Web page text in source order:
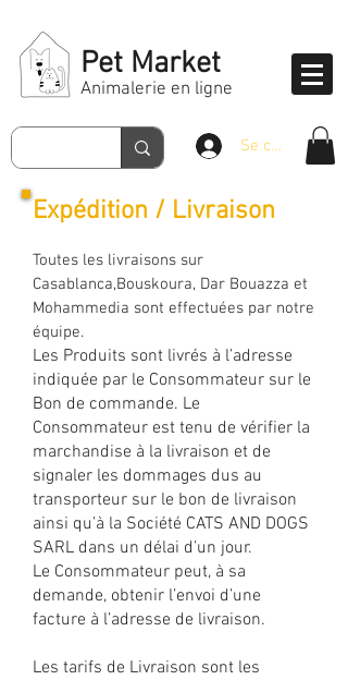
Pet Market
Animalerie en ligne
Se connecter
Expédition / Livraison
Toutes les livraisons sur
Casablanca,Bouskoura, Dar Bouazza et
Mohammedia sont effectuées par notre
équipe.
Les Produits sont livrés à l’adresse
indiquée par le Consommateur sur le
Bon de commande. Le
Consommateur est tenu de vérifier la
marchandise à la livraison et de
signaler les dommages dus au
transporteur sur le bon de livraison
ainsi qu’à la Société CATS AND DOGS
SARL dans un délai d’un jour.
Le Consommateur peut, à sa
demande, obtenir l’envoi d’une
facture à l’adresse de livraison.
Les tarifs de Livraison sont les